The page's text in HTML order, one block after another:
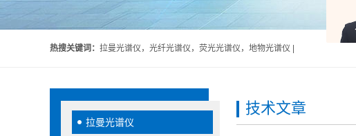
热搜关键词： 拉曼光谱仪，光纤光谱仪，荧光光谱仪，地物光谱仪 |
拉曼光谱仪
技术文章